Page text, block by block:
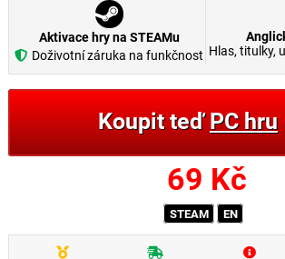
Aktivace hry na STEAMu
Doživotní záruka na funkčnost Hlas, titulky,
Koupit teďPC hru
69 Kč
STEAM EN